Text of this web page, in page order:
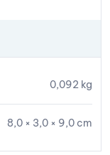
0,092 kg
8,0 × 3,0 × 9,0 cm